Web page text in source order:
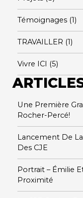
Témoignages (1)
TRAVAILLER (1)
Vivre ICI (5)
Une Première
Rocher-Percé!
Lancement De
Des CJE
Portrait – Émilie
Proximité